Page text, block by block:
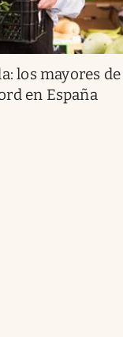
los mayores de
en España